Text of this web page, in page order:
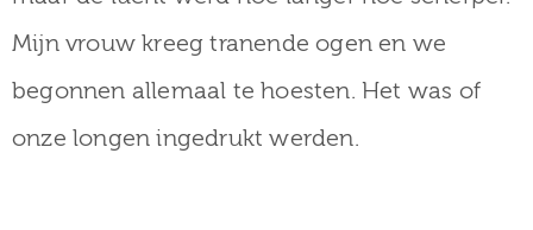
Mijn vrouw kreeg tranende ogen en we
begonnen allemaal te hoesten. Het was of
onze longen ingedrukt werden.